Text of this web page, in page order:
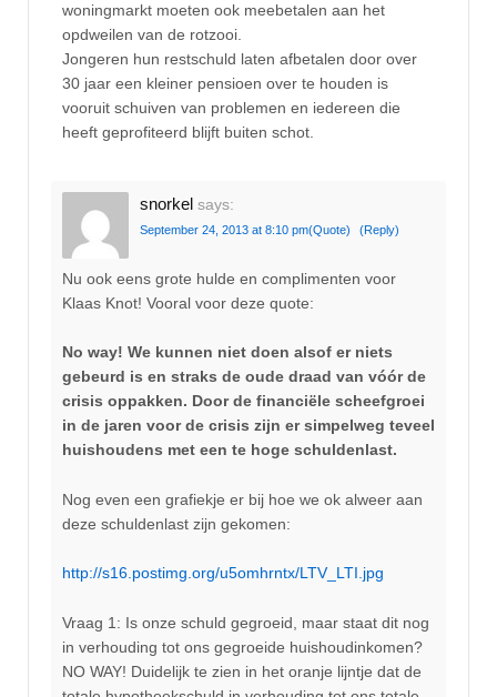
woningmarkt moeten ook meebetalen aan het
opdweilen van de rotzooi.
Jongeren hun restschuld laten afbetalen door over
30 jaar een kleiner pensioen over te houden is
vooruit schuiven van problemen en iedereen die
heeft geprofiteerd blijft buiten schot.
snorkel says:
September 24, 2013 at 8:10 pm(Quote) (Reply)
Nu ook eens grote hulde en complimenten voor
Klaas Knot! Vooral voor deze quote:
No way! We kunnen niet doen alsof er niets
gebeurd is en straks de oude draad van vóór de
crisis oppakken. Door de financiële scheefgroei
in de jaren voor de crisis zijn er simpelweg teveel
huishoudens met een te hoge schuldenlast.
Nog even een grafiekje er bij hoe we ok alweer aan
deze schuldenlast zijn gekomen:
http://s16.postimg.org/u5omhrntx/LTV_LTI.jpg
Vraag 1: Is onze schuld gegroeid, maar staat dit nog
in verhouding tot ons gegroeide huishoudinkomen?
NO WAY! Duidelijk te zien in het oranje lijntje dat de